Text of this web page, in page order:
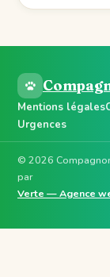
Mentions légales
Urgences
© 2026
par
Verte — Agence